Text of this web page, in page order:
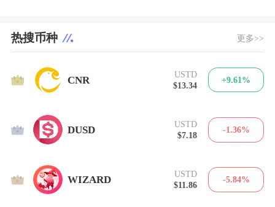
热搜币种 更多>>
1 CNR
USTD
$13.34
+9.61%
2 DUSD
USTD
$7.18
-1.36%
3 WIZARD
USTD
$11.86
-5.84%